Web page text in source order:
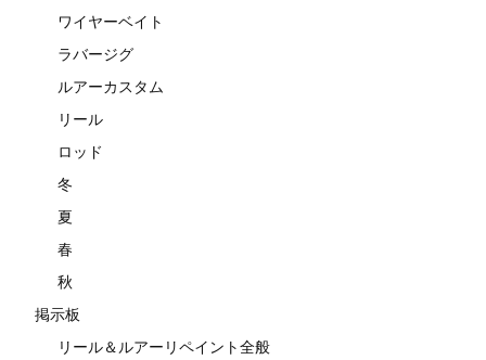
ワイヤーベイト
ラバージグ
ルアーカスタム
リール
ロッド
冬
夏
春
秋
掲示板
リール＆ルアーリペイント全般